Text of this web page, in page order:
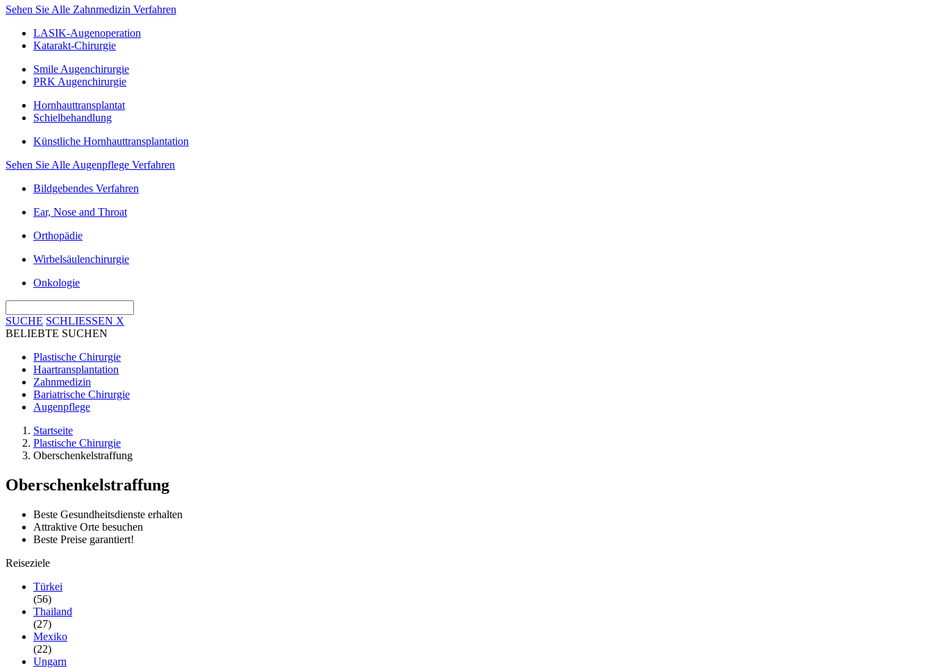
Sehen Sie Alle Zahnmedizin Verfahren
LASIK-Augenoperation
Katarakt-Chirurgie
Smile Augenchirurgie
PRK Augenchirurgie
Hornhauttransplantat
Schielbehandlung
Künstliche Hornhauttransplantation
Sehen Sie Alle Augenpflege Verfahren
Bildgebendes Verfahren
Ear, Nose and Throat
Orthopädie
Wirbelsäulenchirurgie
Onkologie
SUCHE SCHLIESSEN X
BELIEBTE SUCHEN
Plastische Chirurgie
Haartransplantation
Zahnmedizin
Bariatrische Chirurgie
Augenpflege
Startseite
Plastische Chirurgie
Oberschenkelstraffung
Oberschenkelstraffung
Beste Gesundheitsdienste erhalten
Attraktive Orte besuchen
Beste Preise garantiert!
Reiseziele
Türkei
(56)
Thailand
(27)
Mexiko
(22)
Ungarn